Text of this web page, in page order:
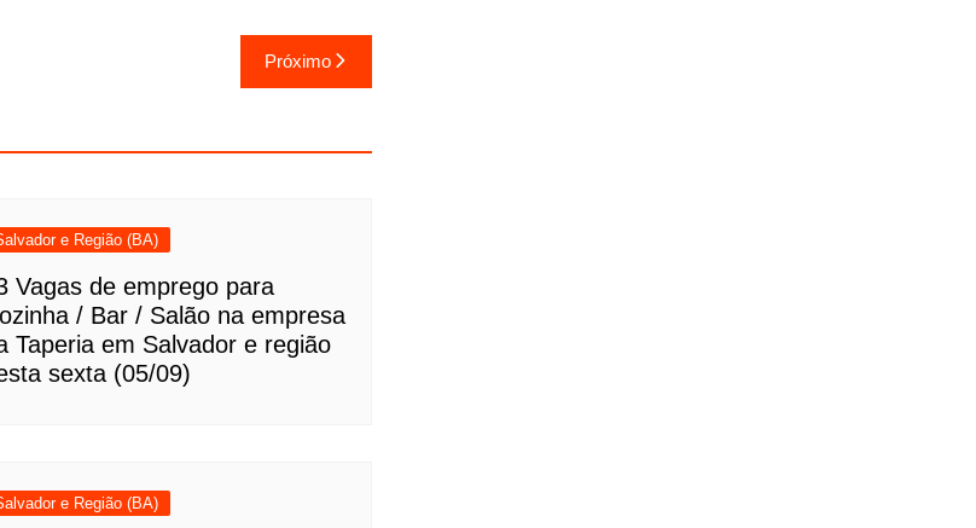
Próximo
e Região (BA)
Vagas de emprego para
/ Bar / Salão na empresa
Taperia em Salvador e região
sexta (05/09)
e Região (BA)